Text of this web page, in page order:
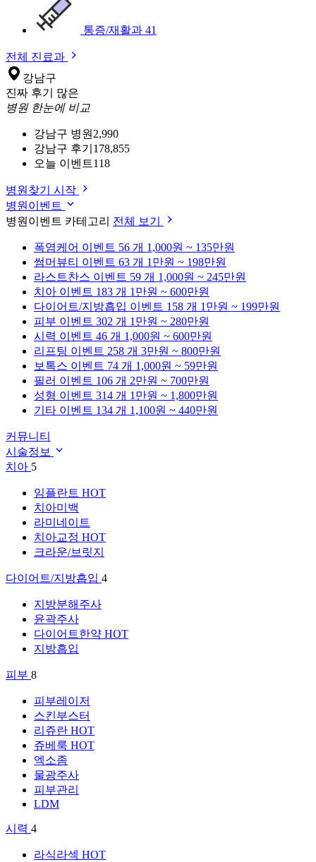
통증/재활과 41
전체 진료과
강남구
진짜 후기 많은
병원 한눈에 비교
강남구 병원 2,990
강남구 후기 178,855
오늘 이벤트118
병원찾기 시작
병원이벤트
병원이벤트 카테고리 전체 보기
폭염케어 이벤트 56 개 1,000원 ~ 135만원
썸머뷰티 이벤트 63 개 1만원 ~ 198만원
라스트찬스 이벤트 59 개 1,000원 ~ 245만원
치아 이벤트 183 개 1만원 ~ 600만원
다이어트/지방흡입 이벤트 158 개 1만원 ~ 199만원
피부 이벤트 302 개 1만원 ~ 280만원
시력 이벤트 46 개 1,000원 ~ 600만원
리프팅 이벤트 258 개 3만원 ~ 800만원
보톡스 이벤트 74 개 1,000원 ~ 59만원
필러 이벤트 106 개 2만원 ~ 700만원
성형 이벤트 314 개 1만원 ~ 1,800만원
기타 이벤트 134 개 1,100원 ~ 440만원
커뮤니티
시술정보
치아 5
임플란트 HOT
치아미백
라미네이트
치아교정 HOT
크라운/브릿지
다이어트/지방흡입 4
지방분해주사
윤곽주사
다이어트한약 HOT
지방흡입
피부 8
피부레이저
스킨부스터
리쥬란 HOT
쥬베룩 HOT
엑소좀
물광주사
피부관리
LDM
시력 4
라식라섹 HOT